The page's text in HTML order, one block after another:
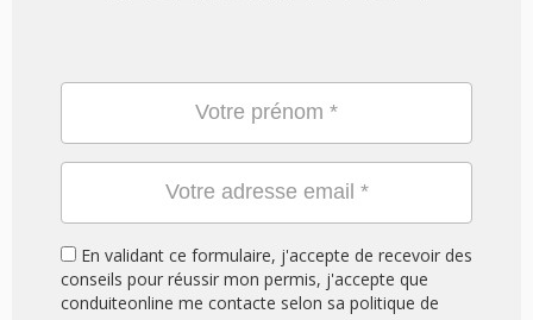
En validant ce formulaire, j'accepte de recevoir des
conseils pour réussir mon permis, j'accepte que
conduiteonline me contacte selon sa politique de